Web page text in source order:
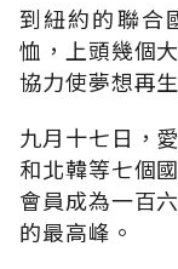
到紐約的聯合
恤，上頭幾個
協力使夢想再
九月十七日，
和北韓等七個
會員成為一百
的最高峰。